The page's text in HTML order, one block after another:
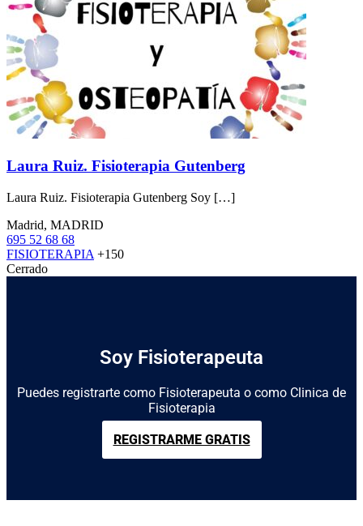
Laura Ruiz. Fisioterapia Gutenberg
Laura Ruiz. Fisioterapia Gutenberg Soy […]
Madrid, MADRID
695 52 68 68
FISIOTERAPIA +150
Cerrado
Soy Fisioterapeuta
Puedes registrarte como Fisioterapeuta o como Clinica de
Fisioterapia
REGISTRARME GRATIS